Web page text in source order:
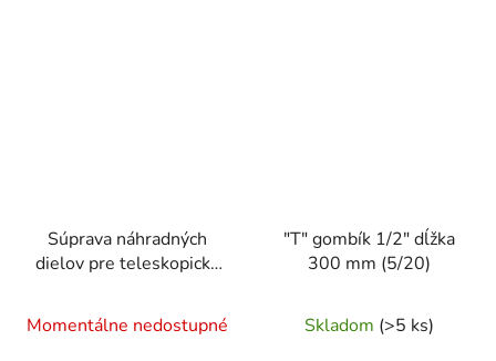
Súprava náhradných
dielov pre teleskopický
Momentálne nedostupné
"T" gombík 1/2" dĺžka
300 mm (5/20)
Skladom (>5 ks)